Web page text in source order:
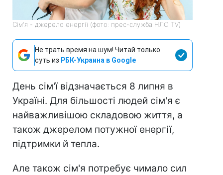
Сім'я - джерело енергії (фото: прес-служба НЛО TV)
Не трать время на шум! Читай только
суть из РБК-Украина в Google
День сім'ї відзначається 8 липня в
Україні. Для більшості людей сім'я є
найважливішою складовою життя, а
також джерелом потужної енергії,
підтримки й тепла.
Але також сім'я потребує чимало сил